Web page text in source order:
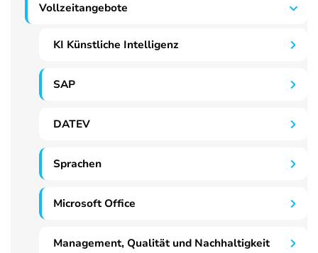
Vollzeitangebote
KI Künstliche Intelligenz
SAP
DATEV
Sprachen
Microsoft Office
Management, Qualität und Nachhaltigkeit